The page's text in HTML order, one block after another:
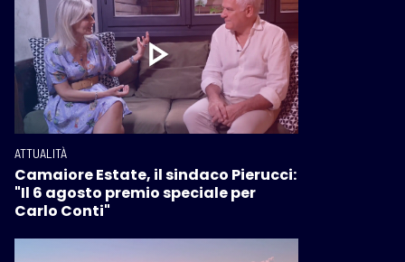
ATTUALITÀ
Camaiore Estate, il sindaco Pierucci:
"Il 6 agosto premio speciale per
Carlo Conti"